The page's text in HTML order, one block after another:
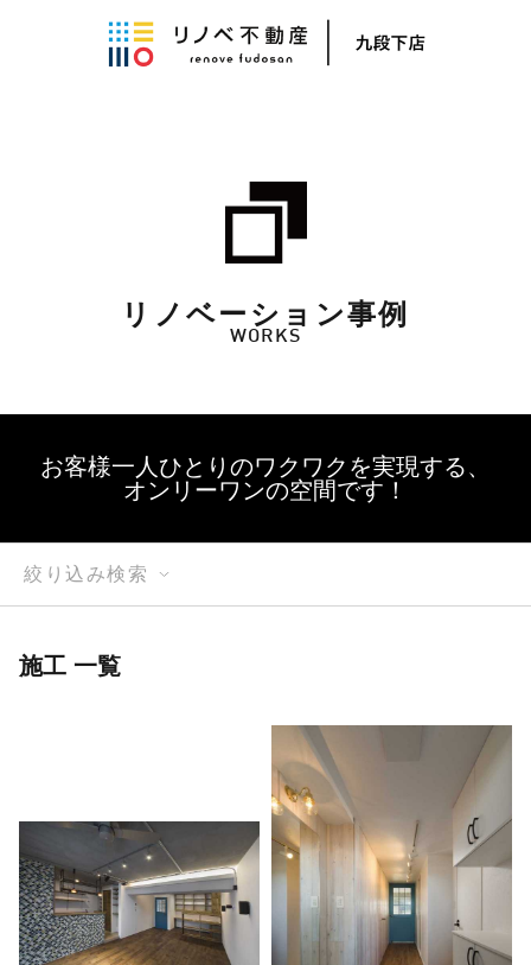
リノベーション事例
WORKS
お客様一人ひとりのワクワクを実現する、
オンリーワンの空間です！
絞り込み検索
施工 一覧